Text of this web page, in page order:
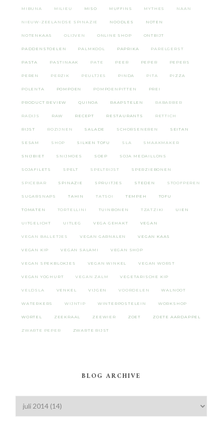
MIBUNA MILIEU MISO MUFFINS MYTHES NAAN
NIEUW-ZEELANDSE SPINAZIE NOODLES NOTEN
NOTENKAAS OLIJVEN ONLINE SHOP ONTBIJT
PADDENSTOELEN PALMKOOL PAPRIKA PARELGERST
PASTA PASTINAAK PATE PEER PEPER PEPERS
PEREN PERZIK PEULTJES PINDA PITA PIZZA
POLENTA POMPOEN POMPOENPITTEN PREI
PRODUCT REVIEW QUINOA RAAPSTELEN RABARBER
RADIJS RAW RECEPT RESTAURANTS RETTICH
RIJST ROZIJNEN SALADE SCHORSENEREN SEITAN
SESAM SHOP SILKEN TOFU SLA SMAAKMAKER
SNIJBIET SNIJMOES SOEP SOJA MEDAILLONS
SOJAFILETS SPELT SPELTRIJST SPERZIEBONEN
SPICEBAR SPINAZIE SPRUITJES STEDEN STOOFPEREN
SUGARSNAPS TAHIN TATSOI TEMPEH TOFU
TOMATEN TORTELLINI TUINBONEN TZATZIKI UIEN
UITGELICHT UITLEG VEGA GEHAKT VEGAN
VEGAN BALLETJES VEGAN GARNALEN VEGAN KAAS
VEGAN KIP VEGAN SALAMI VEGAN SHOP
VEGAN SPEKBLOKJES VEGAN WINKEL VEGAN WORST
VEGAN YOGHURT VEGAN ZALM VEGETARISCHE KIP
VELDSLA VENKEL VIJGEN VOORDELEN WALNOOT
WATERKERS WIJNTIP WINTERPOSTELEIN WORKSHOP
WORTEL ZEEKRAAL ZEEWIER ZOET ZOETE AARDAPPEL
ZWARTE PEPER ZWARTE RIJST
BLOG ARCHIVE